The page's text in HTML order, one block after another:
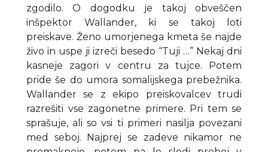
zgodilo. O dogodku je takoj obveščen
inšpektor Wallander, ki se takoj loti
preiskave. Ženo umorjenega kmeta še najde
živo in uspe ji izreči besedo “Tuji …” Nekaj dni
kasneje zagori v centru za tujce. Potem
pride še do umora somalijskega prebežnika.
Wallander se z ekipo preiskovalcev trudi
razrešiti vse zagonetne primere. Pri tem se
sprašuje, ali so vsi ti primeri nasilja povezani
med seboj. Najprej se zadeve nikamor ne